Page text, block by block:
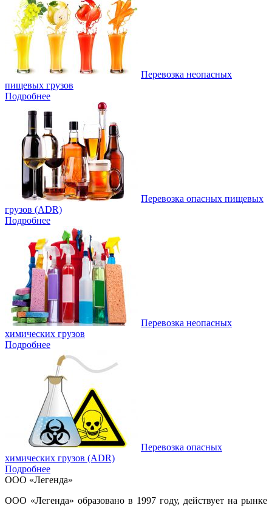
Перевозка неопасных
пищевых грузов
Подробнее
Перевозка опасных пищевых
грузов (ADR)
Подробнее
Перевозка неопасных
химических грузов
Подробнее
Перевозка опасных
химических грузов (ADR)
Подробнее
ООО «Легенда»
ООО «Легенда» образовано в 1997 году, действует на рынке